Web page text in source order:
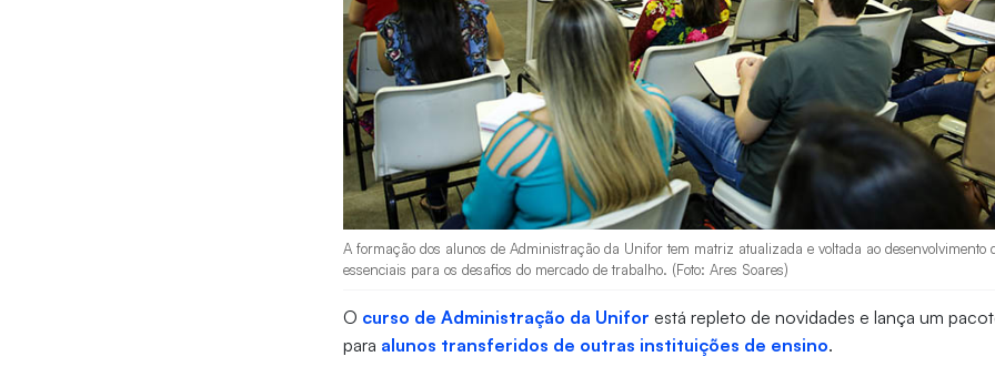
A formação dos alunos de Administração da Unifor tem matriz atualizada e voltada ao desenvolvimento
essenciais para os desafios do mercado de trabalho. (Foto: Ares Soares)
O curso de Administração da Unifor está repleto de novidades e lança um
para alunos transferidos de outras instituições de ensino.